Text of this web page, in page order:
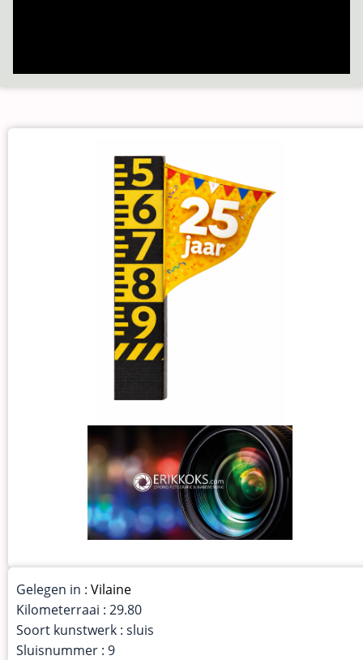
Gelegen in : Vilaine
Kilometerraai : 29.80
Soort kunstwerk : sluis
Sluisnummer : 9